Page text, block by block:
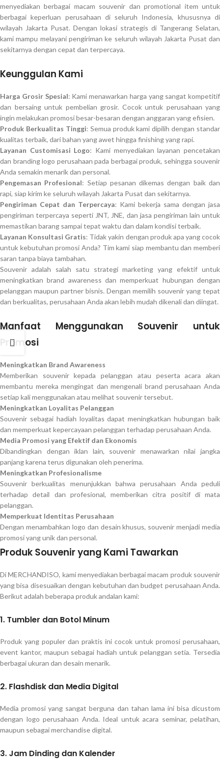
menyediakan berbagai macam souvenir dan promotional item untuk
berbagai keperluan perusahaan di seluruh Indonesia, khususnya di
wilayah Jakarta Pusat. Dengan lokasi strategis di Tangerang Selatan,
kami mampu melayani pengiriman ke seluruh wilayah Jakarta Pusat dan
sekitarnya dengan cepat dan terpercaya.
Keunggulan Kami
Harga Grosir Spesial: Kami menawarkan harga yang sangat kompetitif
dan bersaing untuk pembelian grosir. Cocok untuk perusahaan yang
ingin melakukan promosi besar-besaran dengan anggaran yang efisien.
Produk Berkualitas Tinggi: Semua produk kami dipilih dengan standar
kualitas terbaik, dari bahan yang awet hingga finishing yang rapi.
Layanan Customisasi Logo: Kami menyediakan layanan pencetakan
dan branding logo perusahaan pada berbagai produk, sehingga souvenir
Anda semakin menarik dan personal.
Pengemasan Profesional: Setiap pesanan dikemas dengan baik dan
rapi, siap kirim ke seluruh wilayah Jakarta Pusat dan sekitarnya.
Pengiriman Cepat dan Terpercaya: Kami bekerja sama dengan jasa
pengiriman terpercaya seperti JNT, JNE, dan jasa pengiriman lain untuk
memastikan barang sampai tepat waktu dan dalam kondisi terbaik.
Layanan Konsultasi Gratis: Tidak yakin dengan produk apa yang cocok
untuk kebutuhan promosi Anda? Tim kami siap membantu dan memberi
saran tanpa biaya tambahan.
Souvenir adalah salah satu strategi marketing yang efektif untuk
meningkatkan brand awareness dan memperkuat hubungan dengan
pelanggan maupun partner bisnis. Dengan memilih souvenir yang tepat
dan berkualitas, perusahaan Anda akan lebih mudah dikenali dan diingat.
Manfaat Menggunakan Souvenir untuk
Promosi
Meningkatkan Brand Awareness
Memberikan souvenir kepada pelanggan atau peserta acara akan
membantu mereka mengingat dan mengenali brand perusahaan Anda
setiap kali menggunakan atau melihat souvenir tersebut.
Meningkatkan Loyalitas Pelanggan
Souvenir sebagai hadiah loyalitas dapat meningkatkan hubungan baik
dan memperkuat kepercayaan pelanggan terhadap perusahaan Anda.
Media Promosi yang Efektif dan Ekonomis
Dibandingkan dengan iklan lain, souvenir menawarkan nilai jangka
panjang karena terus digunakan oleh penerima.
Meningkatkan Profesionalisme
Souvenir berkualitas menunjukkan bahwa perusahaan Anda peduli
terhadap detail dan profesional, memberikan citra positif di mata
pelanggan.
Memperkuat Identitas Perusahaan
Dengan menambahkan logo dan desain khusus, souvenir menjadi media
promosi yang unik dan personal.
Produk Souvenir yang Kami Tawarkan
Di MERCHANDISO, kami menyediakan berbagai macam produk souvenir
yang bisa disesuaikan dengan kebutuhan dan budget perusahaan Anda.
Berikut adalah beberapa produk andalan kami:
1. Tumbler dan Botol Minum
Produk yang populer dan praktis ini cocok untuk promosi perusahaan,
event kantor, maupun sebagai hadiah untuk pelanggan setia. Tersedia
berbagai ukuran dan desain menarik.
2. Flashdisk dan Media Digital
Media promosi yang sangat berguna dan tahan lama ini bisa dicustom
dengan logo perusahaan Anda. Ideal untuk acara seminar, pelatihan,
maupun sebagai merchandise digital.
3. Jam Dinding dan Kalender